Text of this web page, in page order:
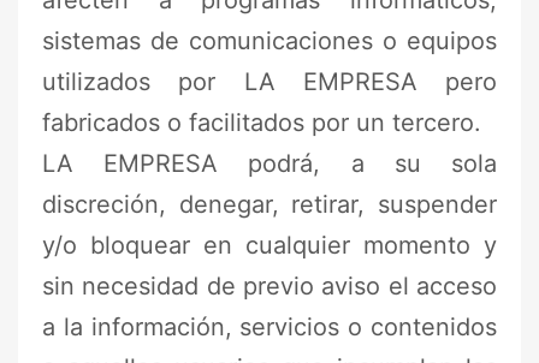
sistemas de comunicaciones o equipos
utilizados por LA EMPRESA pero
fabricados o facilitados por un tercero.
LA EMPRESA podrá, a su sola
discreción, denegar, retirar, suspender
y/o bloquear en cualquier momento y
sin necesidad de previo aviso el acceso
a la información, servicios o contenidos